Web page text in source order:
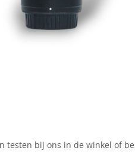
testen bij ons in de winkel of